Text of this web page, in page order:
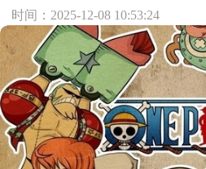
时间：2025-12-08 10:53:24